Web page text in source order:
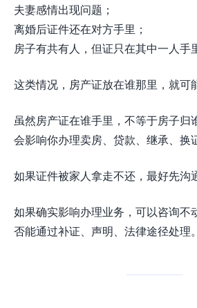
夫妻感情出现问题；
离婚后证件还在对方手里；
房子有共有人，但证只在其中一人手
这类情况，房产证放在谁那里，就可
虽然房产证在谁手里，不等于房子归
会影响你办理卖房、贷款、继承、换
如果证件被家人拿走不还，最好先沟
如果确实影响办理业务，可以咨询不
否能通过补证、声明、法律途径处理。